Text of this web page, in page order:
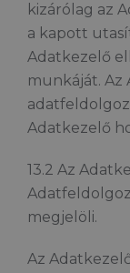
kizárólag az
a kapott
Adatkezelő
munkáját.
Adatkezelő
13.2 Az
megjelöli.
Az